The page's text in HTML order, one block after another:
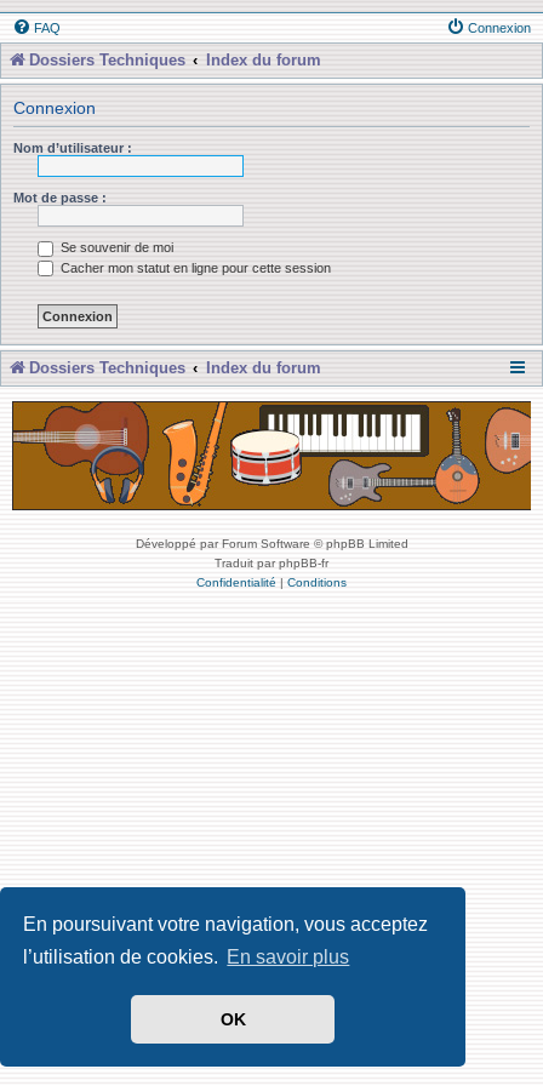
En poursuivant votre navigation, vous acceptez
l’utilisation de cookies. En savoir plus
OK
FAQ Connexion
Dossiers Techniques Index du forum
Connexion
Nom d’utilisateur :
Mot de passe :
Se souvenir de moi
Cacher mon statut en ligne pour cette session
Dossiers Techniques Index du forum
Développé par Forum Software © phpBB Limited
Traduit par phpBB-fr
Confidentialité | Conditions